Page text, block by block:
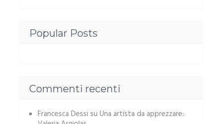
Popular Posts
Commenti recenti
Francesca Dessi su Una artista da apprezzare: